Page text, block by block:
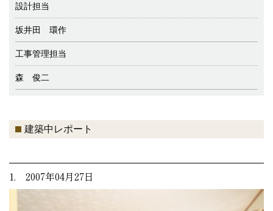
設計担当
坂井田 環作
工事管理担当
森 俊二
建築中レポート
1. 2007年04月27日